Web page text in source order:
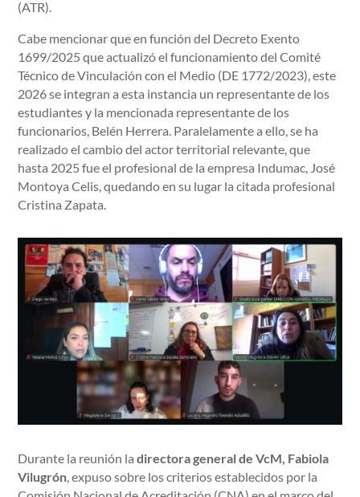
(ATR).
Cabe mencionar que en función del Decreto Exento
1699/2025 que actualizó el funcionamiento del Comité
Técnico de Vinculación con el Medio (DE 1772/2023), este
2026 se integran a esta instancia un representante de los
estudiantes y la mencionada representante de los
funcionarios, Belén Herrera. Paralelamente a ello, se ha
realizado el cambio del actor territorial relevante, que
hasta 2025 fue el profesional de la empresa Indumac, José
Montoya Celis, quedando en su lugar la citada profesional
Cristina Zapata.
Durante la reunión ladirectora general de VcM, Fabiola
Vilugrón, expuso sobre los criterios establecidos por la